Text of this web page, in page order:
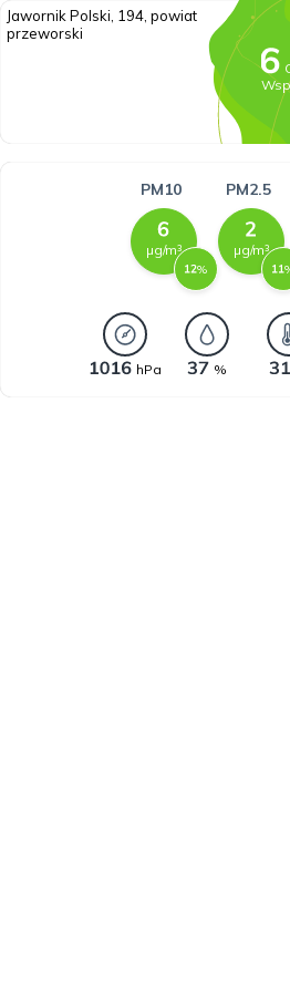
Jawornik Polski, 194, powiat
przeworski
PM10
µg/m³
%
PM2.5
µg/m³
hPa %